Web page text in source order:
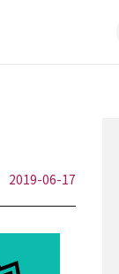
2019-06-17